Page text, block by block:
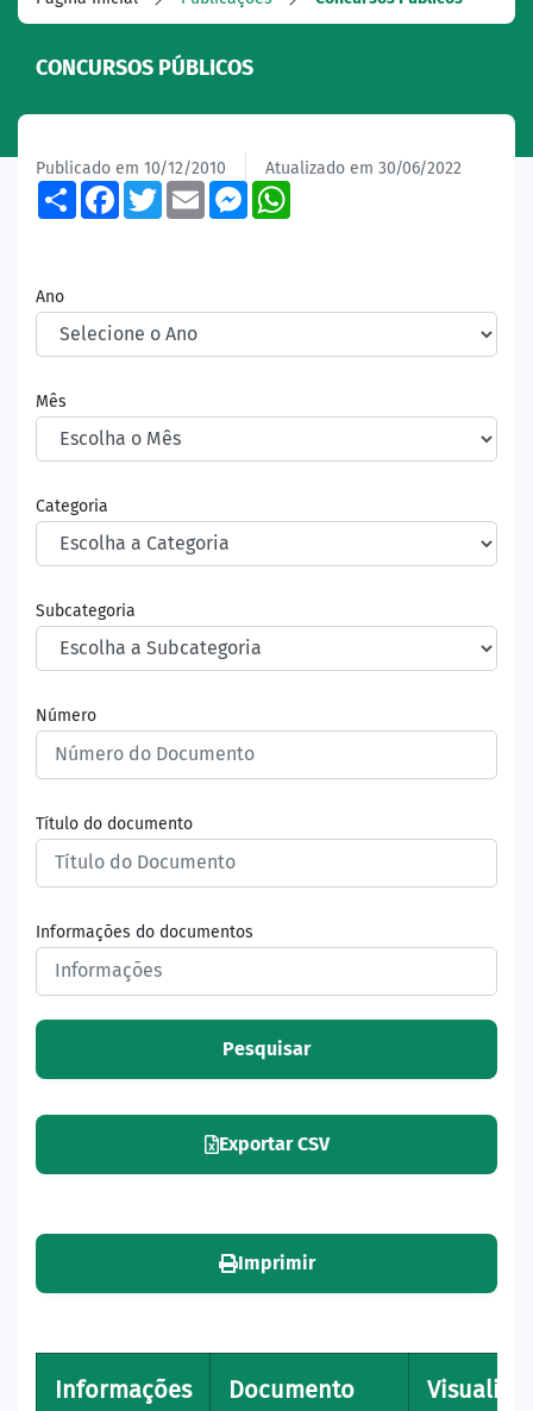
CONCURSOS PÚBLICOS
Publicado em 10/12/2010 Atualizado em 30/06/2022
ShareFacebook
TwitterEmailMessenger
Ano
Mês
Categoria
Subcategoria
Número
Título do documento
Informações do documentos
Pesquisar
Exportar CSV
Imprimir
Informações Documento Visualizar